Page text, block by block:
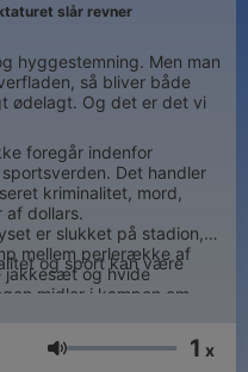
slår revner
hyggestemning. Men man
så bliver både
ødelagt. Og det er det vi
foregår indenfor
Det handler
kriminalitet, mord,
af dollars.
er slukket på stadion,
mellem perlerække af
og hvide
midler i kampen om
Også selvom det gør dem
der dør.
nogen af de mest
og sport kan være
Lydstyrke 1 x